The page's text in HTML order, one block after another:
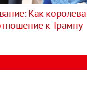
Как королева
к Трампу